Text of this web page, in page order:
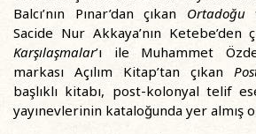
Balcı’nın Pınar’dan çıkan Ortadoğu
Sacide Nur Akkaya’nın Ketebe’den
Karşılaşmalar’ı ile Muhammet
markası Açılım Kitap’tan çıkan
başlıklı kitabı, post-kolonyal telif
yayınevlerinin kataloğunda yer almış